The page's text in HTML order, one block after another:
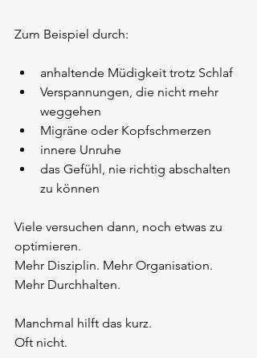
Zum Beispiel durch:
anhaltende Müdigkeit trotz Schlaf
Verspannungen, die nicht mehr
weggehen
Migräne oder Kopfschmerzen
innere Unruhe
das Gefühl, nie richtig abschalten
zu können
Viele versuchen dann, noch etwas zu
optimieren.
Mehr Disziplin. Mehr Organisation.
Mehr Durchhalten.
Manchmal hilft das kurz.
Oft nicht.